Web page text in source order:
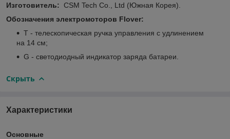
Изготовитель: CSM Tech Co., Ltd (Южная Корея).
Обозначения электромоторов Flover:
T - телескопическая ручка управления с удлинением
на 14 см;
G - светодиодный индикатор заряда батареи.
Скрыть
Характеристики
Основные